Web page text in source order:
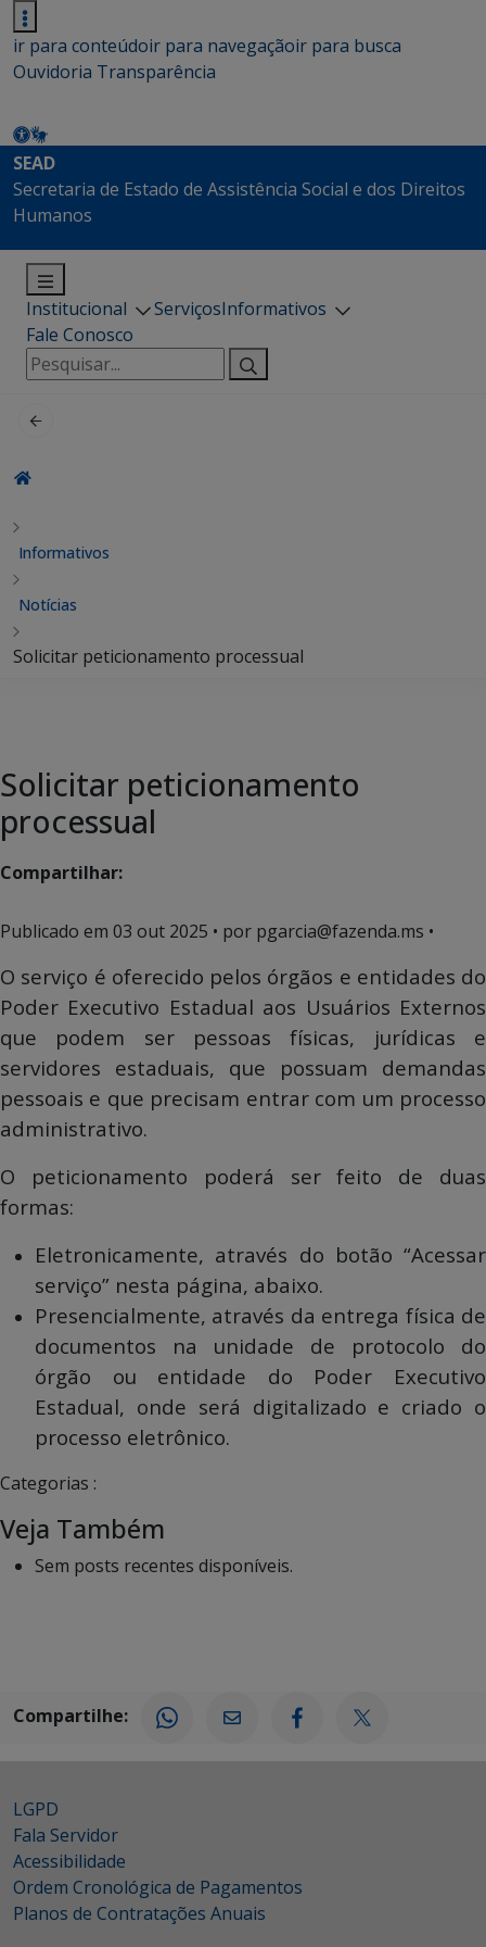
ir para conteúdoir para navegaçãoir para busca
Ouvidoria Transparência
SEAD
Secretaria de Estado de Assistência Social e dos Direitos
Humanos
Institucional ServiçosInformativos
Fale Conosco
Pesquisar
por:
Informativos
Notícias
Solicitar peticionamento processual
Solicitar peticionamento
processual
Compartilhar:
Publicado em 03 out 2025 • por pgarcia@fazenda.ms •
O serviço é oferecido pelos órgãos e entidades do
Poder Executivo Estadual aos Usuários Externos
que podem ser pessoas físicas, jurídicas e
servidores estaduais, que possuam demandas
pessoais e que precisam entrar com um processo
administrativo.
O peticionamento poderá ser feito de duas
formas:
Eletronicamente, através do botão “Acessar
serviço” nesta página, abaixo.
Presencialmente, através da entrega física de
documentos na unidade de protocolo do
órgão ou entidade do Poder Executivo
Estadual, onde será digitalizado e criado o
processo eletrônico.
Categorias :
Veja Também
Sem posts recentes disponíveis.
Compartilhe:
LGPD
Fala Servidor
Acessibilidade
Ordem Cronológica de Pagamentos
Planos de Contratações Anuais